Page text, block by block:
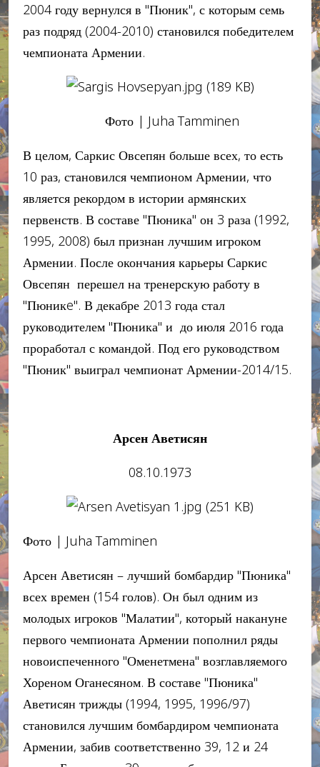
2004 году вернулся в "Пюник", с которым семь
раз подряд (2004-2010) становился победителем
чемпионата Армении.
Фото | Juha Tamminen
В целом, Саркис Овсепян больше всех, то есть
10 раз, становился чемпионом Армении, что
является рекордом в истории армянских
первенств. В составе "Пюника" он 3 раза (1992,
1995, 2008) был признан лучшим игроком
Армении. После окончания карьеры Саркис
Овсепян перешел на тренерскую работу в
"Пюникe". В декабре 2013 года стал
руководителем "Пюника" и до июля 2016 года
проработал с командой. Под его руководством
"Пюник" выиграл чемпионат Армении-2014/15.
Арсен Аветисян
08.10.1973
Фото | Juha Tamminen
Арсен Аветисян – лучший бомбардир "Пюника"
всех времен (154 голов). Он был одним из
молодых игроков "Малатии", который накануне
первого чемпионата Армении пополнил ряды
новоиспеченного "Оменетмена" возглавляемого
Хореном Оганесяном. В составе "Пюника"
Аветисян трижды (1994, 1995, 1996/97)
становился лучшим бомбардиром чемпионата
Армении, забив соответственно 39, 12 и 24